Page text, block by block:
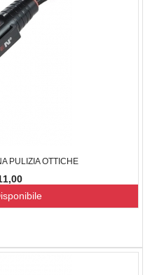
PULIZIA OTTICHE